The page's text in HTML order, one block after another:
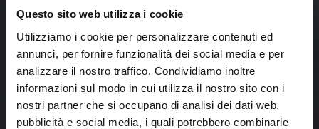
Questo sito web utilizza i cookie
Utilizziamo i cookie per personalizzare contenuti ed
annunci, per fornire funzionalità dei social media e per
analizzare il nostro traffico. Condividiamo inoltre
informazioni sul modo in cui utilizza il nostro sito con i
nostri partner che si occupano di analisi dei dati web,
pubblicità e social media, i quali potrebbero combinarle